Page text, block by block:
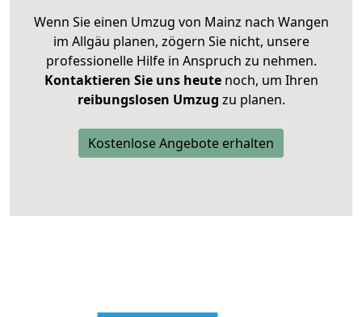
Wenn Sie einen Umzug von Mainz nach Wangen
im Allgäu planen, zögern Sie nicht, unsere
professionelle Hilfe in Anspruch zu nehmen.
Kontaktieren Sie uns heutenoch, um Ihren
reibungslosen Umzug zu planen.
Kostenlose Angebote erhalten